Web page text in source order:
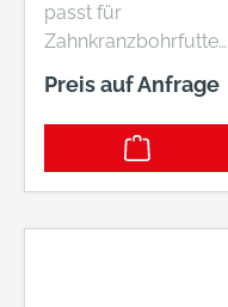
MM, 8 MM
passt für
Zahnkranzbohrfutter.
Es muss der richtige
Typ des
Ersatzschlüssels (A,
B, C, D, F, G)
Preis auf Anfrage